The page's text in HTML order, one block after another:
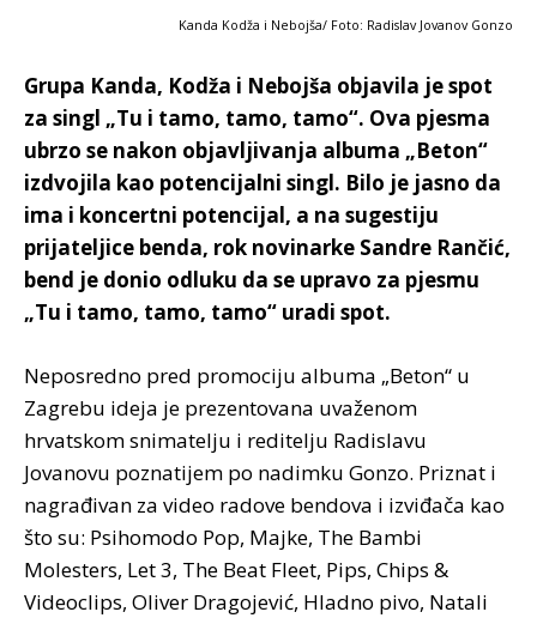
Kanda Kodža i Nebojša/ Foto: Radislav Jovanov Gonzo
Grupa Kanda, Kodža i Nebojša objavila je spot
za singl „Tu i tamo, tamo, tamo“. Ova pjesma
ubrzo se nakon objavljivanja albuma „Beton“
izdvojila kao potencijalni singl. Bilo je jasno da
ima i koncertni potencijal, a na sugestiju
prijateljice benda, rok novinarke Sandre Rančić,
bend je donio odluku da se upravo za pjesmu
„Tu i tamo, tamo, tamo“ uradi spot.
Neposredno pred promociju albuma „Beton“ u
Zagrebu ideja je prezentovana uvaženom
hrvatskom snimatelju i reditelju Radislavu
Jovanovu poznatijem po nadimku Gonzo. Priznat i
nagrađivan za video radove bendova i izviđača kao
što su: Psihomodo Pop, Majke, The Bambi
Molesters, Let 3, The Beat Fleet, Pips, Chips &
Videoclips, Oliver Dragojević, Hladno pivo, Natali